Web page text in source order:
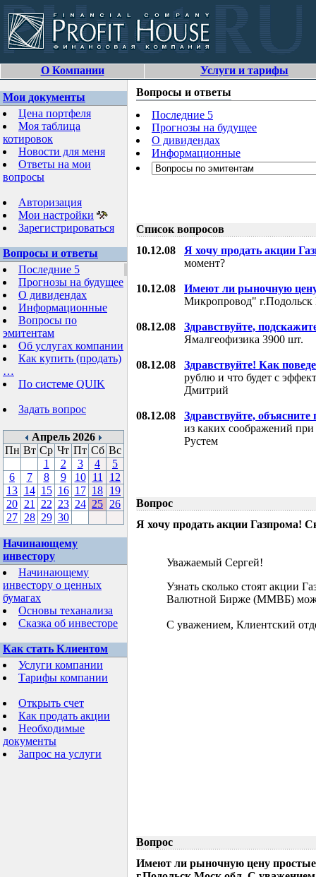
О Компании Услуги и тарифы
Мои документы
Цена портфеля
Моя таблица
котировок
Новости для меня
Ответы на мои
вопросы
Авторизация
Мои настройки
Зарегистрироваться
Вопросы и ответы
Последние 5
Прогнозы на будущее
О дивидендах
Информационные
Вопросы по
эмитентам
Об услугах компании
Как купить (продать)
…
По системе QUIK
Задать вопрос
Апрель 2026
Пн Вт Ср Чт Пт Сб Вс
1
2 3 4
5
6
7 8 9 10 11
12
13 14 15 16 17 18 19
20 21 22 23 24 25 26
27 28 29 30
Начинающему
инвестору
Начинающему
инвестору о ценных
бумагах
Основы теханализа
Сказка об инвесторе
Как стать Клиентом
Услуги компании
Тарифы компании
Открыть счет
Как продать акции
Необходимые
документы
Запрос на услуги
Вопросы и ответы
Последние 5
Прогнозы на будущее
О дивидендах
Информационные
Список вопросов
10.12.08 Я хочу продать акции
момент?
10.12.08
Имеют ли рыночную
Микропровод"
08.12.08
Здравствуйте,
Ямалгеофизика 3900 шт.
08.12.08
Здравствуйте! Как
рублю и что будет с
Дмитрий
08.12.08
Здравствуйте, объясните
из каких соображений
Рустем
Вопрос
Я хочу продать акции Газпрома!
Уважаемый Сергей!
Узнать сколько стоят акции
Валютной Бирже (ММВБ)
С уважением, Клиентский
Вопрос
Имеют ли рыночную цену